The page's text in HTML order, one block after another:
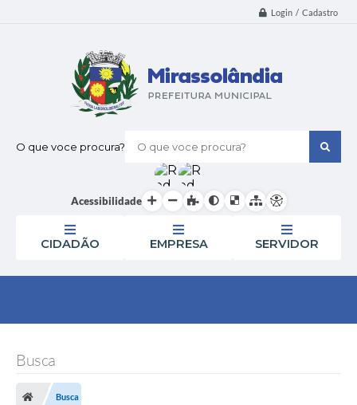
Login / Cadastro
O que voce procura?
Acessibilidade
CIDADÃO EMPRESA SERVIDOR
Busca
Busca